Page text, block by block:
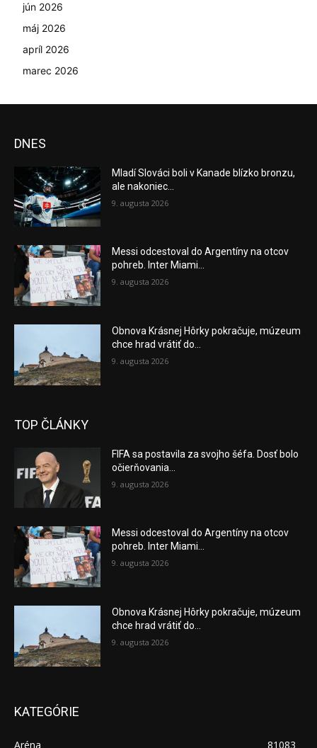
jún 2026
máj 2026
apríl 2026
marec 2026
DNES
Mladí Slováci boli v Kanade blízko bronzu,
ale nakoniec...
9. augusta 2026
Messi odcestoval do Argentíny na otcov
pohreb. Inter Miami...
9. augusta 2026
Obnova Krásnej Hôrky pokračuje, múzeum
chce hrad vrátiť do...
9. augusta 2026
TOP ČLÁNKY
FIFA sa postavila za svojho šéfa. Dosť bolo
očierňovania...
9. augusta 2026
Messi odcestoval do Argentíny na otcov
pohreb. Inter Miami...
9. augusta 2026
Obnova Krásnej Hôrky pokračuje, múzeum
chce hrad vrátiť do...
9. augusta 2026
KATEGÓRIE
Aréna
81083